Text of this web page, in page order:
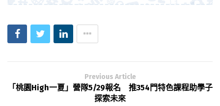
Previous Article
「桃園High一夏」營隊5/29報名 推354門特色課程助學子
探索未來